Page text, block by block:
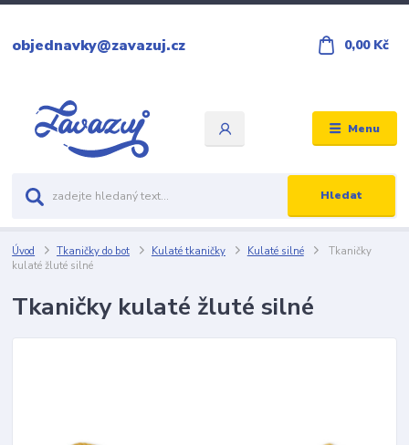
Menu
Hledat
objednavky@zavazuj.cz 0,00 Kč
Úvod Tkaničky do bot Kulaté tkaničky Kulaté silné
Tkaničky
kulaté žluté silné
Tkaničky kulaté žluté silné